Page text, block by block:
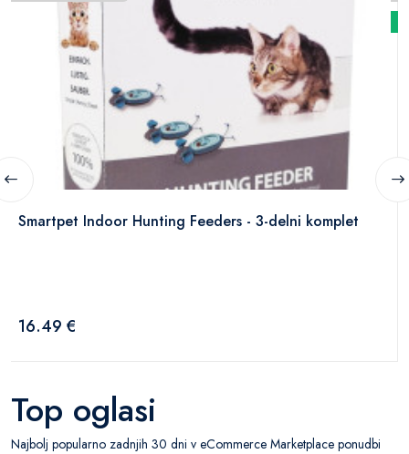
Smartpet Indoor Hunting Feeders - 3-delni komplet
16.49 €
Top oglasi
Najbolj popularno zadnjih 30 dni v eCommerce Marketplace ponudbi